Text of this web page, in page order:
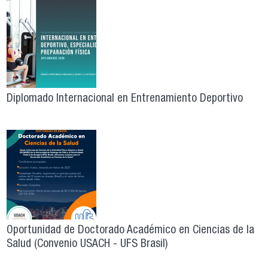
Diplomado Internacional en Entrenamiento Deportivo
Oportunidad de Doctorado Académico en Ciencias de la
Salud (Convenio USACH - UFS Brasil)